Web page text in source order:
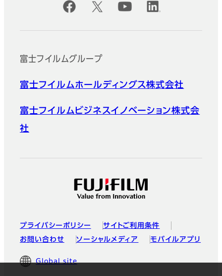
公式SNSアカウント
富士フイルムグループ
富士フイルムホールディングス株式会社
富士フイルムビジネスイノベーション株式会
社
プライバシーポリシー
サイトご利用条件
お問い合わせ
ソーシャルメディア モバイルアプリ
Global site